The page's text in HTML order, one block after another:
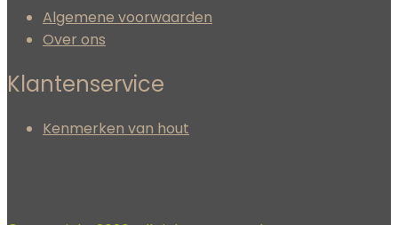
Algemene voorwaarden
Over ons
Klantenservice
Kenmerken van hout